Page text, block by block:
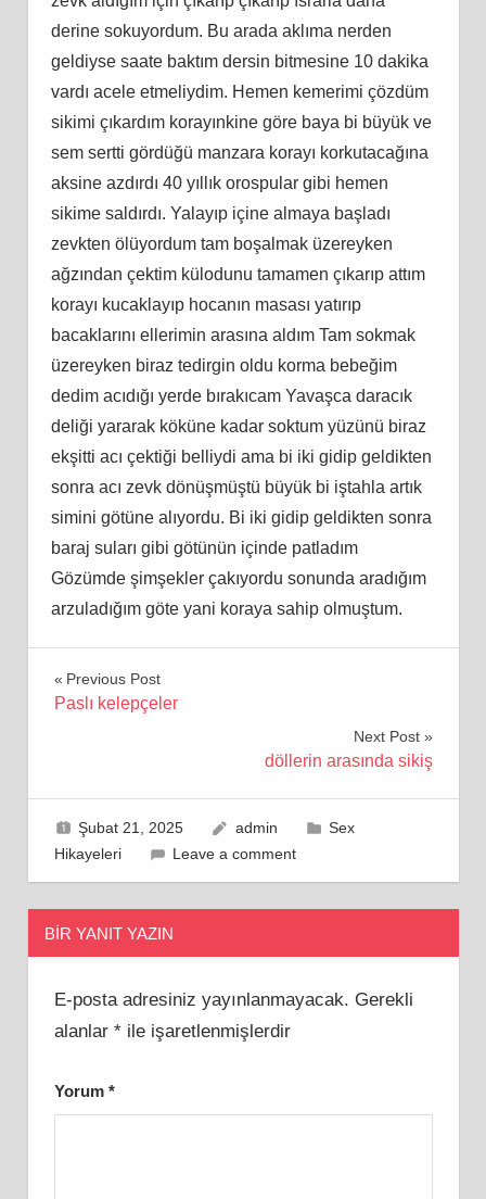
derine sokuyordum. Bu arada aklıma nerden
geldiyse saate baktım dersin bitmesine 10 dakika
vardı acele etmeliydim. Hemen kemerimi çözdüm
sikimi çıkardım korayınkine göre baya bi büyük ve
sem sertti gördüğü manzara korayı korkutacağına
aksine azdırdı 40 yıllık orospular gibi hemen
sikime saldırdı. Yalayıp içine almaya başladı
zevkten ölüyordum tam boşalmak üzereyken
ağzından çektim külodunu tamamen çıkarıp attım
korayı kucaklayıp hocanın masası yatırıp
bacaklarını ellerimin arasına aldım Tam sokmak
üzereyken biraz tedirgin oldu korma bebeğim
dedim acıdığı yerde bırakıcam Yavaşca daracık
deliği yararak köküne kadar soktum yüzünü biraz
ekşitti acı çektiği belliydi ama bi iki gidip geldikten
sonra acı zevk dönüşmüştü büyük bi iştahla artık
simini götüne alıyordu. Bi iki gidip geldikten sonra
baraj suları gibi götünün içinde patladım
Gözümde şimşekler çakıyordu sonunda aradığım
arzuladığım göte yani koraya sahip olmuştum.
Yazı
Previous Post
Paslı kelepçeler
Next Post
döllerin arasında sikiş
Şubat 21, 2025 admin
Sex
Hikayeleri
Leave a comment
BIR YANIT YAZIN
E-posta adresiniz yayınlanmayacak. Gerekli
alanlar *ile işaretlenmişlerdir
Yorum *